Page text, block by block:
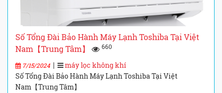
Số Tổng Đài Bảo Hành Máy Lạnh Toshiba Tại Việt
Nam【Trung Tâm】
660
7/15/2024|
máy lọc không khí
Số Tổng Đài Bảo Hành Máy Lạnh Toshiba Tại Việt
Nam【Trung Tâm】